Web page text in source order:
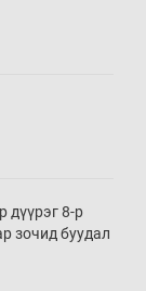
дүүрэг 8-р
зочид буудал